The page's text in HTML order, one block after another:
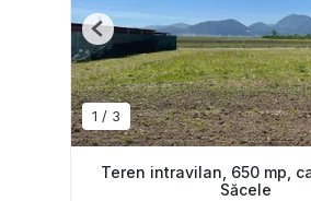
1 / 3
Previous
Teren intravilan, 650 mp,
Săcele